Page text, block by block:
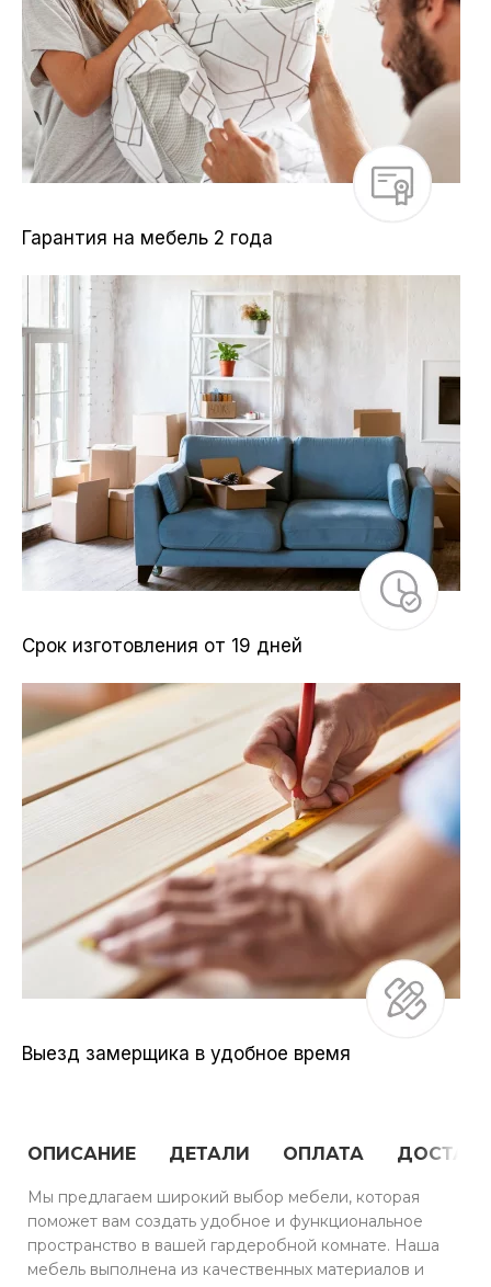
Гарантия на мебель 2 года
Срок изготовления от 19 дней
Выезд замерщика в удобное время
ОПИСАНИЕ ДЕТАЛИ ОПЛАТА
Мы предлагаем широкий выбор мебели, которая
поможет вам создать удобное и функциональное
пространство в вашей гардеробной комнате. Наша
мебель выполнена из качественных материалов и